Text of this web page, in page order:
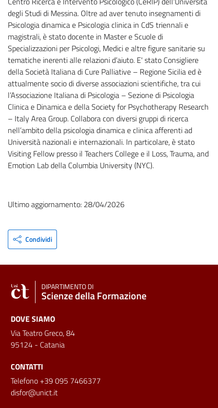
degli Studi di Messina. Oltre ad aver tenuto insegnamenti di
Psicologia dinamica e Psicologia clinica in CdS triennali e
magistrali, è stato docente in Master e Scuole di
Specializzazioni per Psicologi, Medici e altre figure sanitarie su
tematiche inerenti alle relazioni d’aiuto. E' stato Consigliere
della Società Italiana di Cure Palliative – Regione Sicilia ed è
attualmente socio di diverse associazioni scientifiche, tra cui
l’Associazione Italiana di Psicologia – Sezione di Psicologia
Clinica e Dinamica e della Society for Psychotherapy Research
– Italy Area Group. Collabora con diversi gruppi di ricerca
nell’ambito della psicologia dinamica e clinica afferenti ad
Università nazionali e internazionali. In particolare, è stato
Visiting Fellow presso il Teachers College e il Loss, Trauma, and
Emotion Lab della Columbia University (NYC).
Ultimo aggiornamento: 28/04/2026
Condividi
DIPARTIMENTO DI
Scienze della Formazione
DOVE SIAMO
Via Teatro Greco, 84
95124 - Catania
CONTATTI
Telefono +39 095 7466377
disfor@unict.it